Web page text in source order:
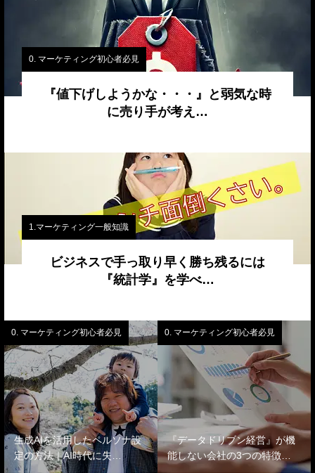
0. マーケティング初心者必見
『値下げしようかな・・・』と弱気な時
に売り手が考え…
1.マーケティング一般知識
ビジネスで手っ取り早く勝ち残るには
『統計学』を学べ…
0. マーケティング初心者必見
生成AIを活用したペルソナ設
定の方法｜AI時代に失…
0. マーケティング初心者必見
『データドリブン経営』が機
能しない会社の3つの特徴…